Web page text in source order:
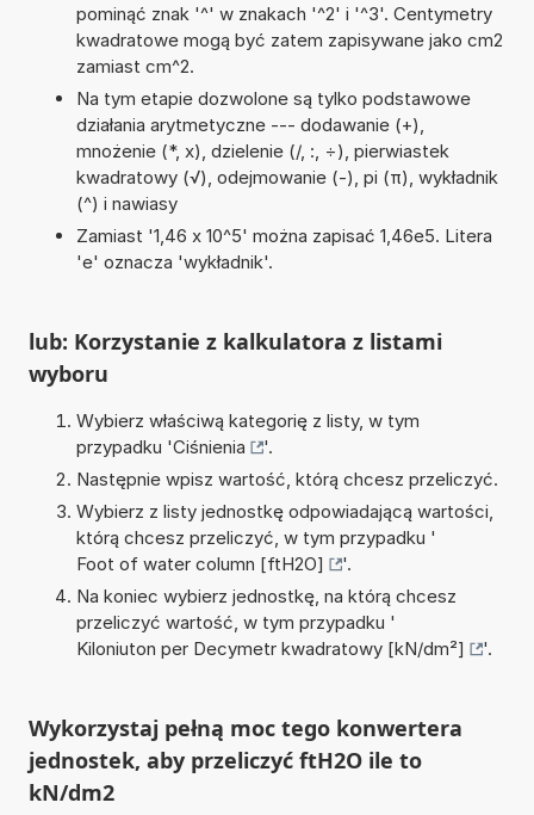
pominąć znak '^' w znakach '^2' i '^3'. Centymetry
kwadratowe mogą być zatem zapisywane jako cm2
zamiast cm^2.
Na tym etapie dozwolone są tylko podstawowe
działania arytmetyczne --- dodawanie (+),
mnożenie (*, x), dzielenie (/, :, ÷), pierwiastek
kwadratowy (√), odejmowanie (-), pi (π), wykładnik
(^) i nawiasy
Zamiast '1,46 x 10^5' można zapisać 1,46e5. Litera
'e' oznacza 'wykładnik'.
lub: Korzystanie z kalkulatora z listami
wyboru
Wybierz właściwą kategorię z listy, w tym
przypadku 'Ciśnienia
'.
Następnie wpisz wartość, którą chcesz przeliczyć.
Wybierz z listy jednostkę odpowiadającą wartości,
którą chcesz przeliczyć, w tym przypadku '
Foot of water column [ftH2O]
'.
Na koniec wybierz jednostkę, na którą chcesz
przeliczyć wartość, w tym przypadku '
Kiloniuton per Decymetr kwadratowy [kN/dm²]
'.
Wykorzystaj pełną moc tego konwertera
jednostek, aby przeliczyć ftH2O ile to
kN/dm2